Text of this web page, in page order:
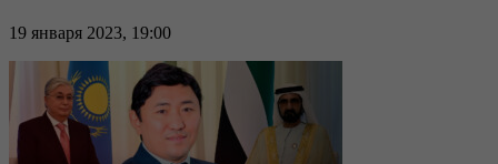
19 января 2023, 19:00